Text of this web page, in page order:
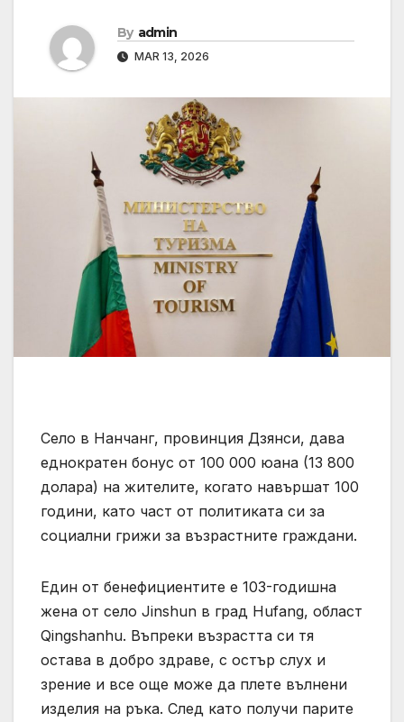
By admin
MAR 13, 2026
Село в Нанчанг, провинция Дзянси, дава
еднократен бонус от 100 000 юана (13 800
долара) на жителите, когато навършат 100
години, като част от политиката си за
социални грижи за възрастните граждани.
Един от бенефициентите е 103-годишна
жена от село Jinshun в град Hufang, област
Qingshanhu. Въпреки възрастта си тя
остава в добро здраве, с остър слух и
зрение и все още може да плете вълнени
изделия на ръка. След като получи парите